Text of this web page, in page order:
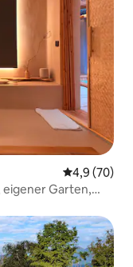
4,9 (70)
eigener Garten,